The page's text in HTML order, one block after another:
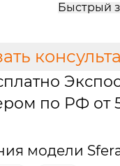
Быстрый
по РФ от
модели Sfera